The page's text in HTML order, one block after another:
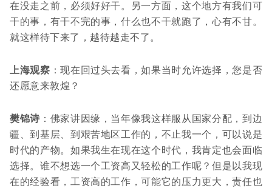
在没走之前，必须好好干。另一方面，这个地方有我们可
干的事，有干不完的事，什么也不干就跑了，心有不甘。
就这样待下来了，越待越走不了。
上海观察 ：现在回过头去看，如果当时允许选择，您是否
还愿意来敦煌？
樊锦诗 ：佛家讲因缘，当年像我这样服从国家分配，到边
疆、到基层、到艰苦地区工作的，不止我一个，可以说是
时代的产物。如果我生在现在这个时代，我肯定也会面临
选择。谁不想选一个工资高又轻松的工作呢？但是以我现
在的经验看，工资高的工作，可能它的压力更大，责任也